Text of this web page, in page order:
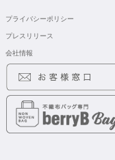
プライバシーポリシー
プレスリリース
会社情報